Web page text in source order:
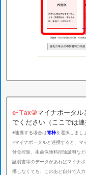
e-Tax③マイナポータル
でください（ここでは
※連携する場合は青枠を選択しまし
※マイナポータルと連携すると、マ
付金控除、生命保険料控除証明な
証明書等のデータがあればマイナ
携しなくても、このあと自分で入